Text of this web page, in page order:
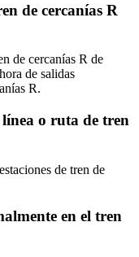
de cercanías R
de cercanías R de
de salidas
R.
línea o ruta de tren
de tren de
en el tren